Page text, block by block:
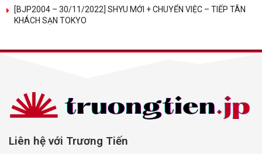
[BJP2004 – 30/11/2022] SHYU MỚI + CHUYỂN VIỆC – TIẾP TÂN
KHÁCH SẠN TOKYO
Liên hệ với Trương Tiến